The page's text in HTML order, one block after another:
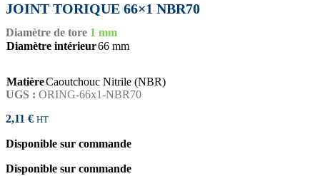
JOINT TORIQUE 66×1 NBR70
Diamètre de tore 1 mm
Diamètre intérieur66 mm
MatièreCaoutchouc Nitrile (NBR)
UGS : ORING-66x1-NBR70
2,11 € HT
Disponible sur commande
Disponible sur commande